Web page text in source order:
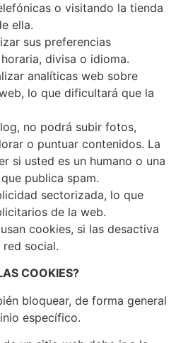
o visitando la tienda
ella.
sus preferencias
divisa o idioma.
analíticas web sobre
lo que dificultará que la
no podrá subir fotos,
o puntuar contenidos. La
si usted es un humano o una
publica spam.
sectorizada, lo que
de la web.
cookies, si las desactiva
social.
COOKIES?
bloquear, de forma general
específico.